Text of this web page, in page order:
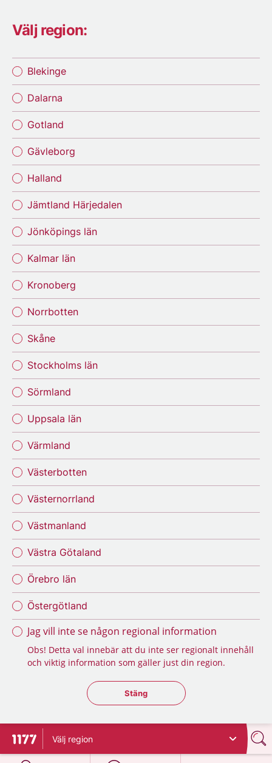
Välj region:
Blekinge
Dalarna
Gotland
Gävleborg
Halland
Jämtland Härjedalen
Jönköpings län
Kalmar län
Kronoberg
Norrbotten
Skåne
Stockholms län
Sörmland
Uppsala län
Värmland
Västerbotten
Västernorrland
Västmanland
Västra Götaland
Örebro län
Östergötland
Jag vill inte se någon regional information
Obs! Detta val innebär att du inte ser regionalt innehåll
och viktig information som gäller just din region.
Stäng regionsväljaren
Stäng
Till startsidan för 1177
Välj region
på 1177.se
på 1177.se